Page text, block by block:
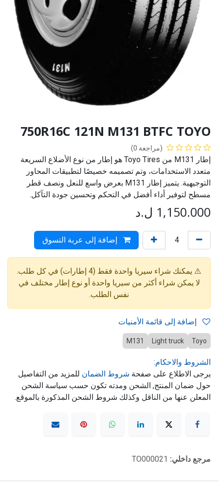
750R16C 121N M131 BTFC TOYO
(مراجعة 0)
إطار M131 من Toyo Tires هو إطار من نوع الأضلاع السريعة
متعدد الاستخدامات، وتم تصميمه خصيصًا لتطبيقات المحاور
التوجيهية. يتميز إطار M131 بعرض واسع للنعل ونصف قطر
مسطح لتوفير أداء أفضل في التحكم وتحسين جودة التآكل.
1,150.000 ل.د
إضافة إلى عربة التسوق
⚠️ يمكنك شراء سيريا واحدة فقط (4 إطارات) في كل طلب.
لا يمكن شراء أكثر من سيريا واحدة أو نوع إطار مختلف في
نفس الطلب.
Toyo
Light truck
M131
الشروط والاحكام:
يرجى الاطلاع على صفحة شروط الضمان للمزيد من التفاصيل
حول ضمان المنتج, الشحن ومدته تكون حسب سياسة الشحن
المعلن عنها من الناقل وكذلك شروط الشحن المذكورة بالموقع.
مرجع داخلي: TO000021